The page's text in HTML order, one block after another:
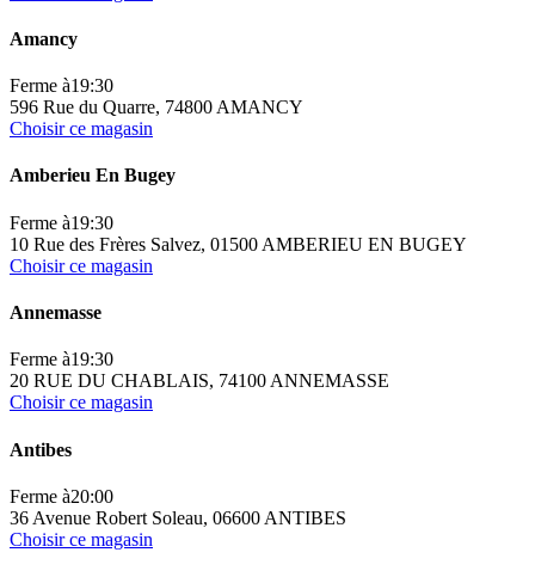
Amancy
Ferme à19:30
596 Rue du Quarre, 74800 AMANCY
Choisir ce magasin
Amberieu En Bugey
Ferme à19:30
10 Rue des Frères Salvez, 01500 AMBERIEU EN BUGEY
Choisir ce magasin
Annemasse
Ferme à19:30
20 RUE DU CHABLAIS, 74100 ANNEMASSE
Choisir ce magasin
Antibes
Ferme à20:00
36 Avenue Robert Soleau, 06600 ANTIBES
Choisir ce magasin